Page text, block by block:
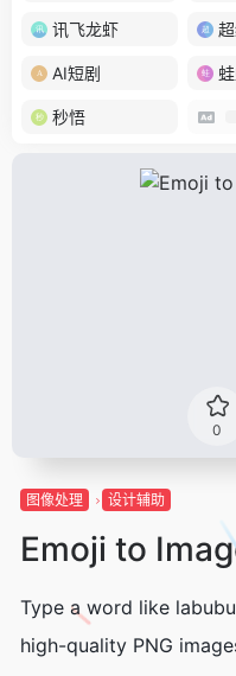
讯飞龙虾
AI短剧
秒悟
0
图像处理 设计辅助
Emoji to
Type a word like
high-quality PNG